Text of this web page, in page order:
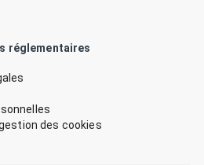
réglementaires
des cookies